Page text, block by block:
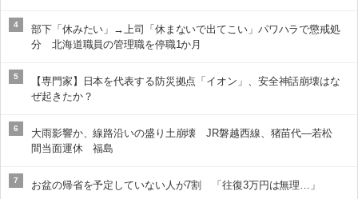
4
部下「休みたい」→上司「休まないで出てこい」パワハラで懲戒処
分 北海道職員の管理職を停職1か月
5
【専門家】日本を代表する防災拠点「イオン」、安全神話崩壊はな
ぜ起きたか？
6
大雨影響か、線路沿いの盛り土崩壊 JR磐越西線、猪苗代―若松
間当面運休 福島
7 お盆の帰省を予定していない人が7割 「往復3万円は無理…」